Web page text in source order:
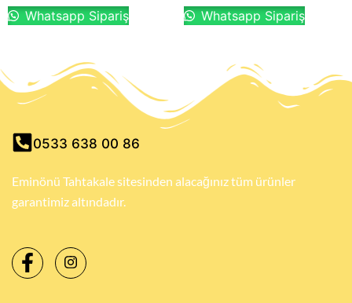
Whatsapp Sipariş
Whatsapp Sipariş
0533 638 00 86
Eminönü Tahtakale sitesinden alacağınız tüm ürünler
garantimiz altındadır.